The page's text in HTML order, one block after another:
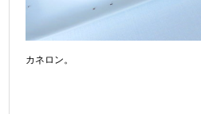
カネロン。